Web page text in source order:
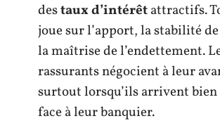
destaux d’intérêtattractifs.
joue sur l’apport, la stabilité
la maîtrise de l’endettement.
rassurants négocient à leur
surtout lorsqu’ils arrivent bien
face à leur banquier.